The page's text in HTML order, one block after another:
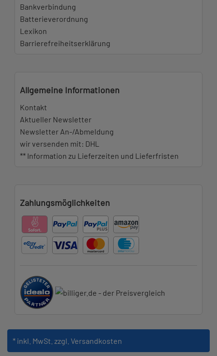
Bankverbindung
Batterieverordnung
Lexikon
Barrierefreiheitserklärung
Allgemeine Informationen
Kontakt
Aktueller Newsletter
Newsletter An-/Abmeldung
wir versenden mit: DHL
** Information zu Lieferzeiten und Lieferfristen
Zahlungsmöglichkeiten
* inkl. MwSt. zzgl. Versandkosten